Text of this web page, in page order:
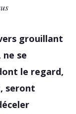
grouillant
se
le regard,
seront